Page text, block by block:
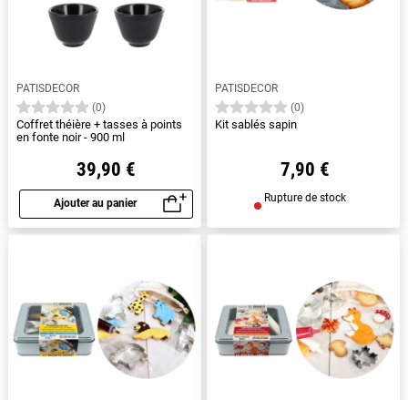
PATISDECOR
(0)
Coffret théière + tasses à points
en fonte noir - 900 ml
39,90 €
Ajouter au panier
Aperçu rapide
PATISDECOR
(0)
Kit sablés sapin
7,90 €
Rupture de stock